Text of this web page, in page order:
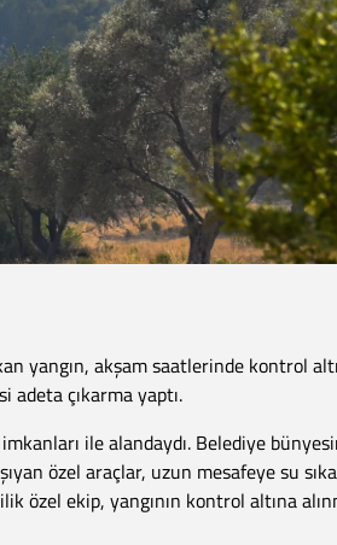
yangın, akşam saatlerinde kontrol
adeta çıkarma yaptı.
ile alandaydı. Belediye
özel araçlar, uzun mesafeye su
ekip, yangının kontrol altına